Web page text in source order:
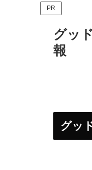
PR
グッ
報
グッ